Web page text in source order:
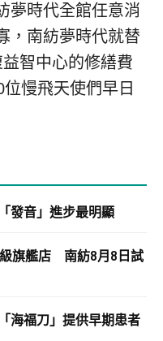
夢時代全館任意消
，南紡夢時代就替
智中心的修繕費
慢飛天使們早日
發音」進步最明顯
旗艦店 南紡8月8日試
海福刀」提供早期患者